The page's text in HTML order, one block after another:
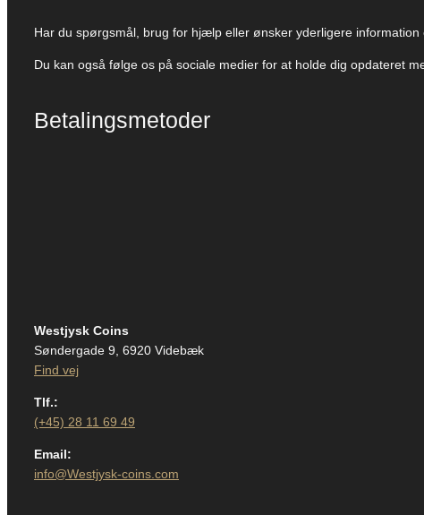
Har du spørgsmål, brug for hjælp eller ønsker yderligere
Du kan også følge os på sociale medier for at holde dig opdateret
Betalingsmetoder
Westjysk Coins
Søndergade 9, 6920 Videbæk
Find vej
Tlf.:
(+45) 28 11 69 49
Email:
info@Westjysk-coins.com